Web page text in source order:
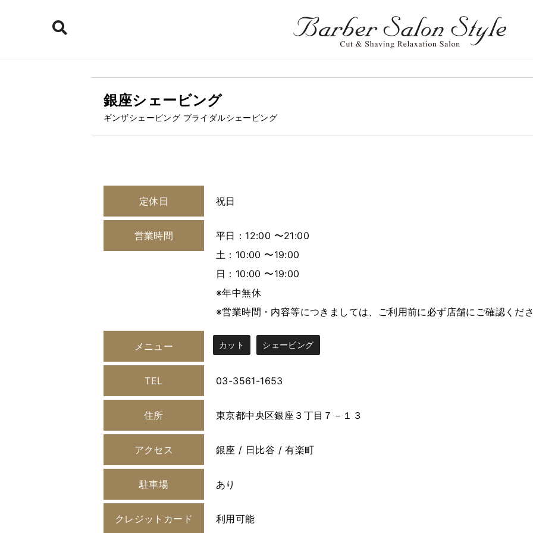
銀座シェービング
ギンザシェービング ブライダルシェービング
定休日 祝日
営業時間
平日：12:00 〜21:00
土：10:00 〜19:00
日：10:00 〜19:00
※年中無休
※営業時間・内容等につきましては、ご利用前に必ず店舗にご確認くだ
メニュー カット シェービング
TEL 03-3561-1653
住所 東京都中央区銀座３丁目７－１３
アクセス 銀座 / 日比谷 / 有楽町
駐車場 あり
クレジットカード
利用可能